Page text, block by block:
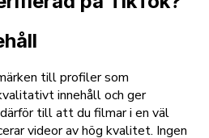
till profiler som
innehåll och ger
till att du filmar i en väl
videor av hög kvalitet. Ingen